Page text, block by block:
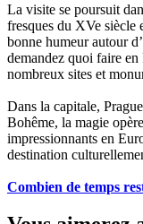
La visite se poursuit
fresques du XVe siècle
bonne humeur autour
demandez quoi faire
nombreux sites et
Dans la capitale,
Bohême, la magie
impressionnants en
destination
Combien de temps